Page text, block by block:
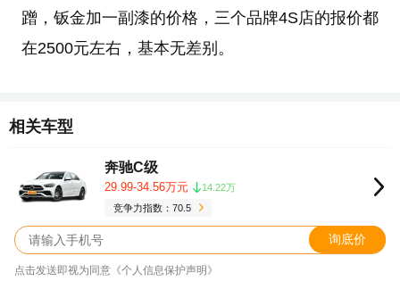
蹭，钣金加一副漆的价格，三个品牌4S店的报价都
在2500元左右，基本无差别。
相关车型
奔驰C级
29.99-34.56万元
14.22万
竞争力指数：70.5
询底价
点击发送即视为同意《个人信息保护声明》